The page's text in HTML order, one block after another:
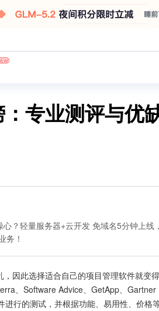
专业测评与优
？轻量服务器+云开发 免域名5分钟上线
务！
因此选择适合自己的项目管理软件就变
、Software Advice、GetApp、Gartner
行的测试，并根据功能、易用性、价格